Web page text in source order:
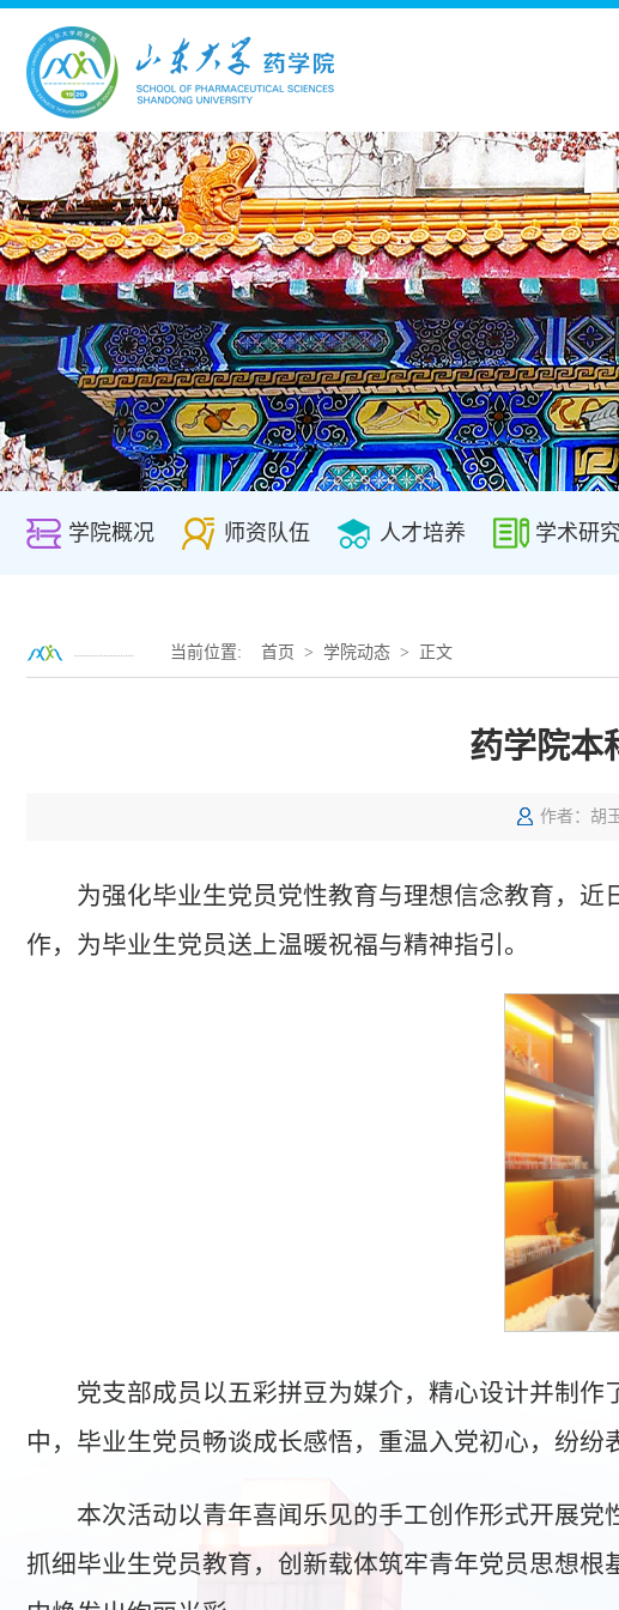
学院概况 师资队伍 人才培养 学术研
当前位置: 首页 > 学院动态 > 正文
药学院本
作者：胡
为强化毕业生党员党性教育与理想信念教育，近
作，为毕业生党员送上温暖祝福与精神指引。
党支部成员以五彩拼豆为媒介，精心设计并制作
中，毕业生党员畅谈成长感悟，重温入党初心，纷
本次活动以青年喜闻乐见的手工创作形式开展
抓细毕业生党员教育，创新载体筑牢青年党员思想